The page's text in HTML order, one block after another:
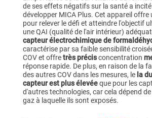
de ses effets négatifs sur la santé a
développer MICA Plus. Cet appareil offre
pour relever le défi et atteindre l'objectif
une QAI (qualité de l'air intérieur)
capteur électrochimique de
caractérise par sa faible sensibilité
COV et offretrès précisconcentration
réponse rapide. De plus, en raison de la
des autres COV dans les mesures, le la
capteur est plus élevéeque pour les
d'autres technologies, car cela dépend
gaz à laquelle ils sont exposés.